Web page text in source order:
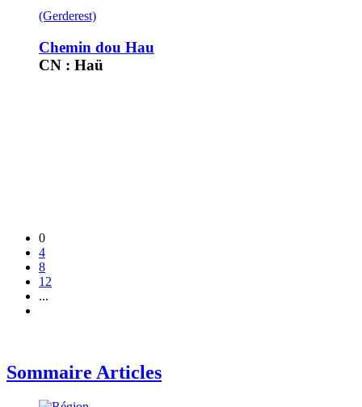
(Gerderest)
Chemin dou Hau
CN : Haü
0
4
8
12
...
Sommaire Articles